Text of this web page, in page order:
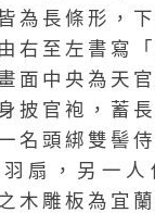
為長條形，
右至左書寫「
面中央為天
披官袍，蓄
名頭綁雙髻
扇，另一人
木雕板為宜